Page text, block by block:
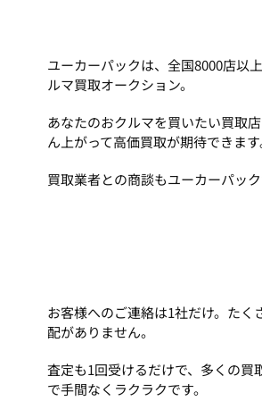
ユーカーパックは、全国8000店以
ルマ買取オークション。
あなたのおクルマを買いたい買取
ん上がって高価買取が期待できま
買取業者との商談もユーカーパッ
お客様へのご連絡は1社だけ。た
配がありません。
査定も1回受けるだけで、多くの
で手間なくラクラクです。